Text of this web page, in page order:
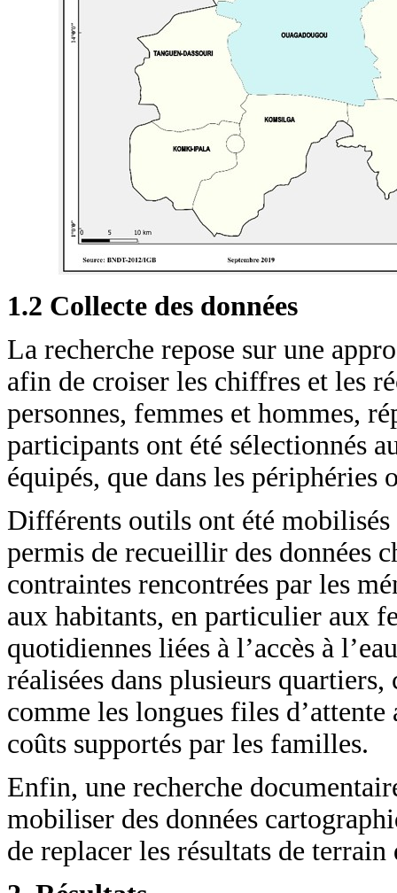
1.2 Collecte des données
La recherche repose sur une
afin de croiser les chiffres et les
personnes, femmes et hommes,
participants ont été sélectionnés
équipés, que dans les périphéries
Différents outils ont été
permis de recueillir des données
contraintes rencontrées par les
aux habitants, en particulier aux
quotidiennes liées à l’accès à
réalisées dans plusieurs
comme les longues files
coûts supportés par les familles.
Enfin, une recherche
mobiliser des données
de replacer les résultats de